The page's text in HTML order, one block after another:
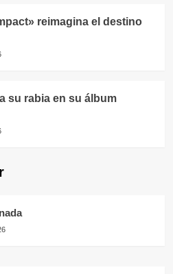
reimagina el destino
su rabia en su álbum